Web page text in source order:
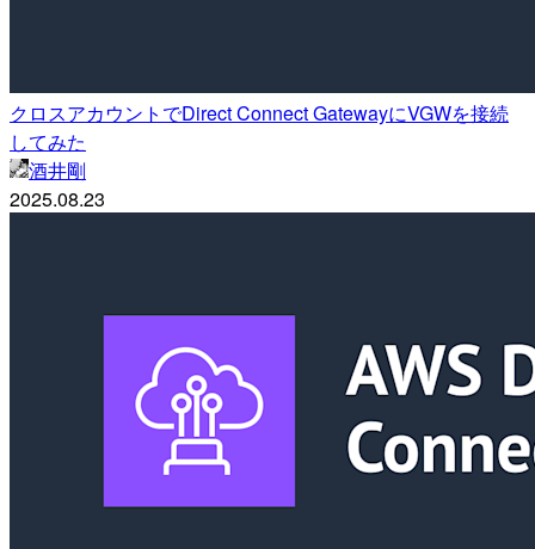
クロスアカウントでDirect Connect GatewayにVGWを接続
してみた
酒井剛
2025.08.23